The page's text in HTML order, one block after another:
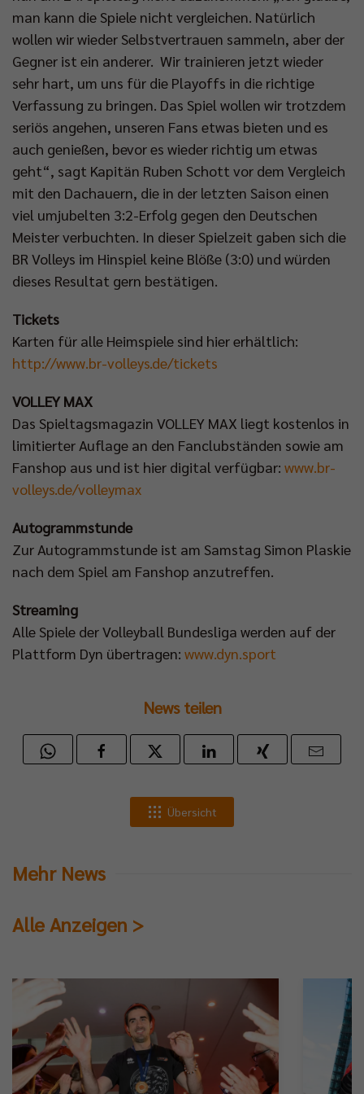
man kann die Spiele nicht vergleichen. Natürlich
wollen wir wieder Selbstvertrauen sammeln, aber der
Gegner ist ein anderer. Wir trainieren jetzt wieder
sehr hart, um uns für die Playoffs in die richtige
Verfassung zu bringen. Das Spiel wollen wir trotzdem
seriös angehen, unseren Fans etwas bieten und es
auch genießen, bevor es wieder richtig um etwas
geht“, sagt Kapitän Ruben Schott vor dem Vergleich
mit den Dachauern, die in der letzten Saison einen
viel umjubelten 3:2-Erfolg gegen den Deutschen
Meister verbuchten. In dieser Spielzeit gaben sich die
BR Volleys im Hinspiel keine Blöße (3:0) und würden
dieses Resultat gern bestätigen.
Tickets
Karten für alle Heimspiele sind hier erhältlich:
http://www.br-volleys.de/tickets
VOLLEY MAX
Das Spieltagsmagazin VOLLEY MAX liegt kostenlos in
limitierter Auflage an den Fanclubständen sowie am
Fanshop aus und ist hier digital verfügbar: www.br-
volleys.de/volleymax
Autogrammstunde
Zur Autogrammstunde ist am Samstag Simon Plaskie
nach dem Spiel am Fanshop anzutreffen.
Streaming
Alle Spiele der Volleyball Bundesliga werden auf der
Plattform Dyn übertragen: www.dyn.sport
News teilen
Übersicht
Mehr News
Alle Anzeigen >